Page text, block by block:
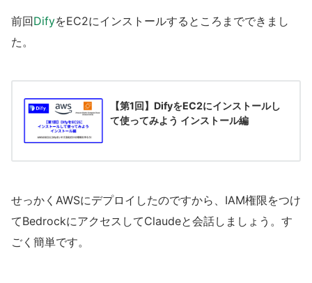
前回DifyをEC2にインストールするところまでできまし
た。
【第1回】DifyをEC2にインストールし
て使ってみよう インストール編
せっかくAWSにデプロイしたのですから、IAM権限をつけ
てBedrockにアクセスしてClaudeと会話しましょう。す
ごく簡単です。